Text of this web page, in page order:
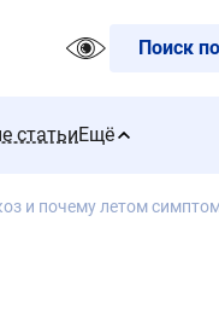
Поиск
статьиЕщё
и почему летом